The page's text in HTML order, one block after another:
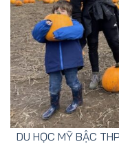
DU HỌC MỸ BẬC